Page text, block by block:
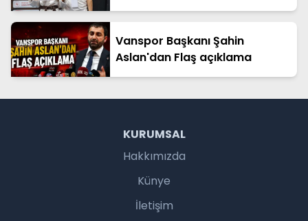
Vanspor Başkanı Şahin
Aslan'dan Flaş açıklama
KURUMSAL
Hakkımızda
Künye
İletişim